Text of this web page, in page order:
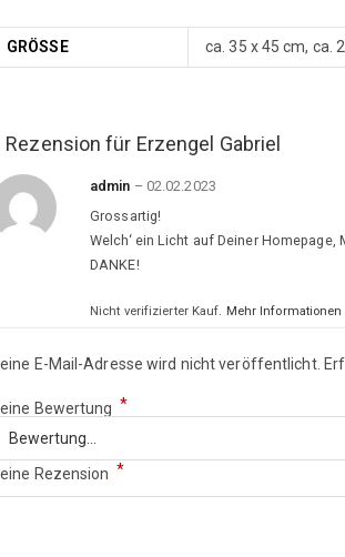
GRÖSSE ca. 35 x 45 cm, ca.
Rezension für Erzengel Gabriel
admin – 02.02.2023
Grossartig!
Welch‘ ein Licht auf Deiner Homepage,
DANKE!
Nicht verifizierter Kauf. Mehr Informationen
E-Mail-Adresse wird nicht veröffentlicht.
Bewertung *
Rezension *